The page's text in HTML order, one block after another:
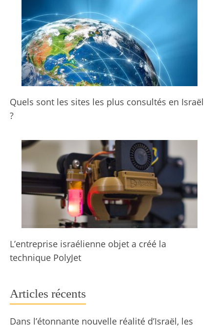
Quels sont les sites les plus consultés en Israël
?
L’entreprise israélienne objet a créé la
technique PolyJet
Articles récents
Dans l’étonnante nouvelle réalité d’Israël, les